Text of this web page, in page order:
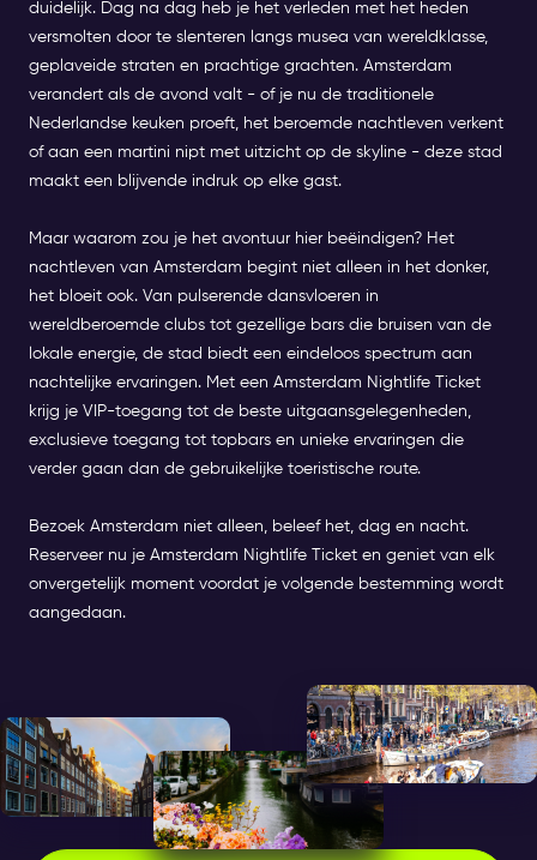
duidelijk. Dag na dag heb je het verleden met het heden
versmolten door te slenteren langs musea van wereldklasse,
geplaveide straten en prachtige grachten. Amsterdam
verandert als de avond valt - of je nu de traditionele
Nederlandse keuken proeft, het beroemde nachtleven verkent
of aan een martini nipt met uitzicht op de skyline - deze stad
maakt een blijvende indruk op elke gast.
Maar waarom zou je het avontuur hier beëindigen? Het
nachtleven van Amsterdam begint niet alleen in het donker,
het bloeit ook. Van pulserende dansvloeren in
wereldberoemde clubs tot gezellige bars die bruisen van de
lokale energie, de stad biedt een eindeloos spectrum aan
nachtelijke ervaringen. Met een Amsterdam Nightlife Ticket
krijg je VIP-toegang tot de beste uitgaansgelegenheden,
exclusieve toegang tot topbars en unieke ervaringen die
verder gaan dan de gebruikelijke toeristische route.
Bezoek Amsterdam niet alleen, beleef het, dag en nacht.
Reserveer nu je Amsterdam Nightlife Ticket en geniet van elk
onvergetelijk moment voordat je volgende bestemming wordt
aangedaan.